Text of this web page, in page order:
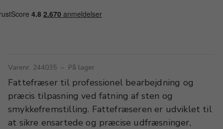
Varenr. 244035 – På lager
Fattefræser til professionel bearbejdning og
præcis tilpasning ved fatning af sten og
smykkefremstilling. Fattefræseren er udviklet til
at sikre ensartede og præcise udfræsninger,